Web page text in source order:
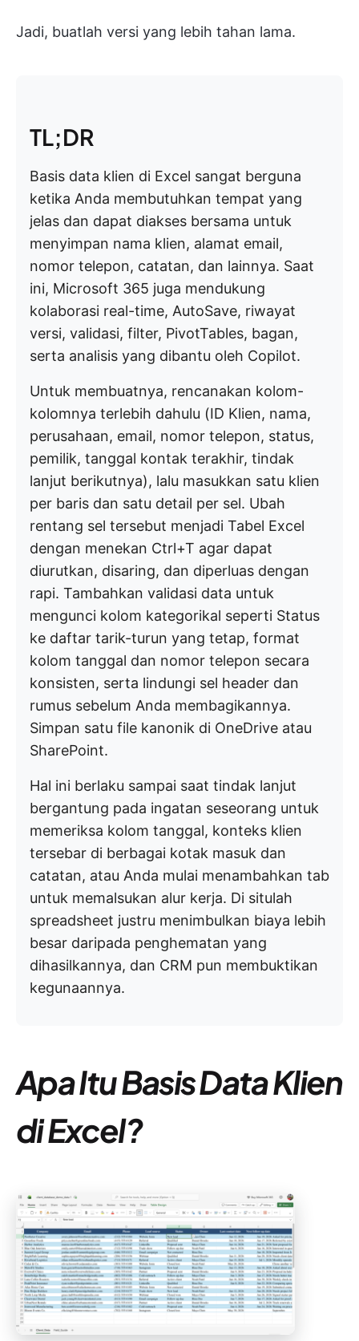
Jadi, buatlah versi yang lebih tahan lama.
TL;DR
Basis data klien di Excel sangat berguna
ketika Anda membutuhkan tempat yang
jelas dan dapat diakses bersama untuk
menyimpan nama klien, alamat email,
nomor telepon, catatan, dan lainnya. Saat
ini, Microsoft 365 juga mendukung
kolaborasi real-time, AutoSave, riwayat
versi, validasi, filter, PivotTables, bagan,
serta analisis yang dibantu oleh Copilot.
Untuk membuatnya, rencanakan kolom-
kolomnya terlebih dahulu (ID Klien, nama,
perusahaan, email, nomor telepon, status,
pemilik, tanggal kontak terakhir, tindak
lanjut berikutnya), lalu masukkan satu klien
per baris dan satu detail per sel. Ubah
rentang sel tersebut menjadi Tabel Excel
dengan menekan Ctrl+T agar dapat
diurutkan, disaring, dan diperluas dengan
rapi. Tambahkan validasi data untuk
mengunci kolom kategorikal seperti Status
ke daftar tarik-turun yang tetap, format
kolom tanggal dan nomor telepon secara
konsisten, serta lindungi sel header dan
rumus sebelum Anda membagikannya.
Simpan satu file kanonik di OneDrive atau
SharePoint.
Hal ini berlaku sampai saat tindak lanjut
bergantung pada ingatan seseorang untuk
memeriksa kolom tanggal, konteks klien
tersebar di berbagai kotak masuk dan
catatan, atau Anda mulai menambahkan tab
untuk memalsukan alur kerja. Di situlah
spreadsheet justru menimbulkan biaya lebih
besar daripada penghematan yang
dihasilkannya, dan CRM pun membuktikan
kegunaannya.
Apa Itu Basis Data Klien
di Excel?